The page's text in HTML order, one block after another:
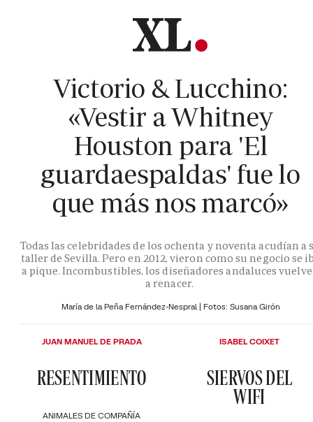
Victorio & Lucchino:
«Vestir a Whitney
Houston para 'El
guardaespaldas' fue lo
que más nos marcó»
Todas las celebridades de los ochenta y noventa acudían a
taller de Sevilla. Pero en 2012, vieron como su negocio se
a pique. Incombustibles, los diseñadores andaluces
a renacer.
María de la Peña Fernández-Nespral | Fotos: Susana Girón
ANIMALES DE COMPAÑÍA
RESENTIMIENTO
JUAN MANUEL DE PRADA
SIERVOS DEL
WIFI
ISABEL COIXET